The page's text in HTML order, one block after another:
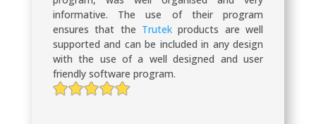
informative. The use of their program
ensures that the Trutek products are well
supported and can be included in any design
with the use of a well designed and user
friendly software program.